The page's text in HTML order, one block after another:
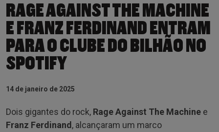
RAGE AGAINST THE MACHINE
E FRANZ FERDINAND ENTRAM
PARA O CLUBE DO BILHÃO NO
SPOTIFY
14 de janeiro de 2025
Dois gigantes do rock, Rage Against The Machine e
Franz Ferdinand, alcançaram um marco